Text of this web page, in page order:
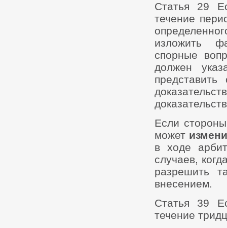
Статья 29
течение
изложить
спорные
должен
Если
может
в ходе
случаев,
разрешить
внесением.
Статья 39
течение